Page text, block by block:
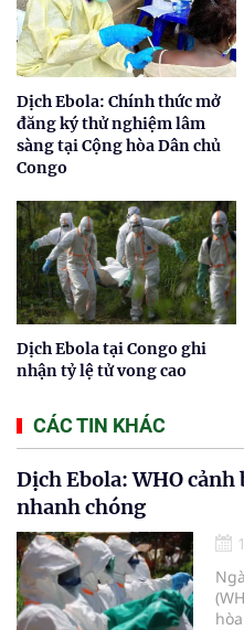
Dịch Ebola: Chính thức mở
đăng ký thử nghiệm lâm
sàng tại Cộng hòa Dân chủ
Congo
Dịch Ebola tại Congo ghi
nhận tỷ lệ tử vong cao
CÁC TIN KHÁC
Dịch Ebola: WHO
nhanh chóng